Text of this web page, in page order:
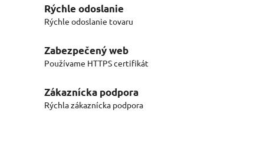
Rýchle odoslanie
Rýchle odoslanie tovaru
Zabezpečený web
Používame HTTPS certifikát
Zákaznícka podpora
Rýchla zákaznícka podpora